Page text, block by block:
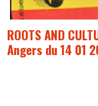
ROOTS AND
Angers du 14 01